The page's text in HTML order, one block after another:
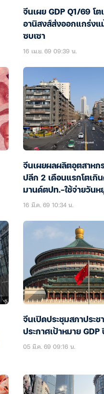
จีนเผย GDP Q1/69 โต
อานิสงส์ส่งออกแกร่งแ
ซบเซา
16 เม.ย. 69 09:39 น.
จีนเผยผลผลิตอุตสาหก
ปลีก 2 เดือนแรกโตเกิ
มานด์ตปท.-ใช้จ่ายวันห
16 มี.ค. 69 10:34 น.
จีนเปิดประชุมสภาประช
ประกาศเป้าหมาย
05 มี.ค. 69 09:16 น.